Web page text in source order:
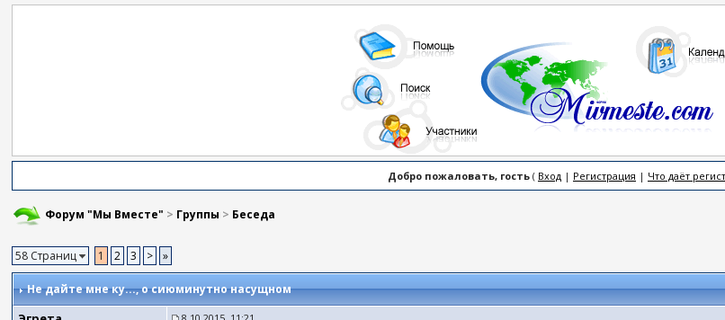
Добро пожаловать, гость( Вход| Регистрация | Что даёт
Форум "Мы Вместе" > Группы > Беседа
58 Страниц 1 2 3 > »
Не дайте мне ку..., о сиюминутно насущном